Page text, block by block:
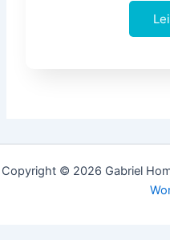
Copyright © 2026 Gabriel